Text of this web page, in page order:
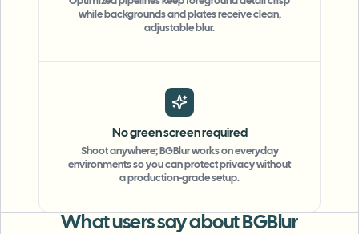
Optimized pipelines keep foreground detail crisp
while backgrounds and plates receive clean,
adjustable blur.
No green screen required
Shoot anywhere; BGBlur works on everyday
environments so you can protect privacy without
a production-grade setup.
What users say about BGBlur
The blur tools are a lifesaver — I can softly
blur distracting backgrounds and
automatically anonymize license plates in